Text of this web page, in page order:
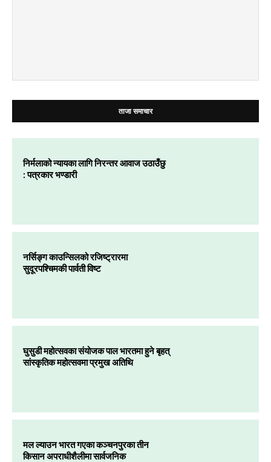
ताजा समाचार
निर्मलाको न्यायका लागि निरन्तर आवाज उठाउँछु
: पत्रकार भण्डारी
नर्सिङ्ग काउन्सिलको रजिष्ट्रारमा
सुदूरपश्चिमकी पार्वती विष्ट
घुसुडी महोत्सवका संयोजक पाल भारतमा हुने बृहत्
सांस्कृतिक महोत्सवमा प्रमुख अतिथि
मल ल्याउन भारत गएका कञ्चनपुरका तीन
किसान अपराधीशैलीमा सार्वजनिक